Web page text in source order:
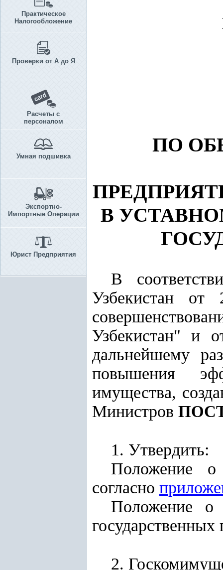
Практическое
Налогообложение
Проверки от А до Я
Расчеты с
персоналом
Умная подшивка
Экспортно-
Импортные Операции
Юрист Предприятия
ПО
В
В
Узбекистан
Узбекистан" и
дальнейшему
повышения
имущества,
Министров
1. Утвердить:
Положение о
согласно
Положение о
2.